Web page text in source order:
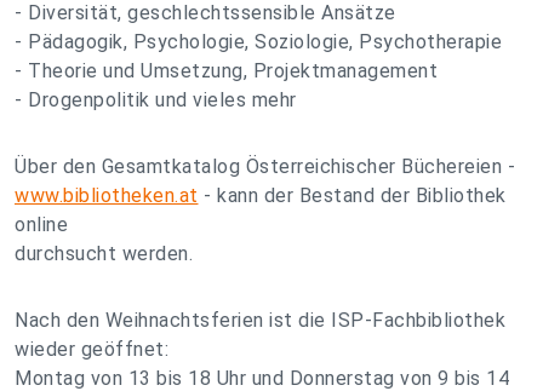
- Diversität, geschlechtssensible Ansätze
- Pädagogik, Psychologie, Soziologie, Psychotherapie
- Theorie und Umsetzung, Projektmanagement
- Drogenpolitik und vieles mehr
Über den Gesamtkatalog Österreichischer Büchereien -
www.bibliotheken.at - kann der Bestand der Bibliothek
online
durchsucht werden.
Nach den Weihnachtsferien ist die ISP-Fachbibliothek
wieder geöffnet:
Montag von 13 bis 18 Uhr und Donnerstag von 9 bis 14